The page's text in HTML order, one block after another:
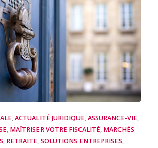
,ACTUALITÉ JURIDIQUE,ASSURANCE-VIE,
, MAÎTRISER VOTRE FISCALITÉ, MARCHÉS
, RETRAITE,SOLUTIONS ENTREPRISES,